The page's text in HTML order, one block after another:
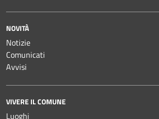
NOVITÀ
Notizie
Comunicati
Avvisi
VIVERE IL COMUNE
Luoghi